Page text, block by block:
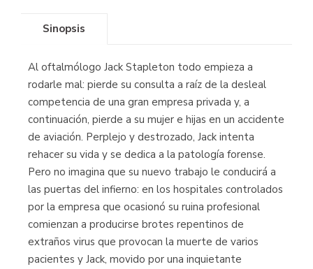
Sinopsis
Al oftalmólogo Jack Stapleton todo empieza a
rodarle mal: pierde su consulta a raíz de la desleal
competencia de una gran empresa privada y, a
continuación, pierde a su mujer e hijas en un accidente
de aviación. Perplejo y destrozado, Jack intenta
rehacer su vida y se dedica a la patología forense.
Pero no imagina que su nuevo trabajo le conducirá a
las puertas del infierno: en los hospitales controlados
por la empresa que ocasionó su ruina profesional
comienzan a producirse brotes repentinos de
extraños virus que provocan la muerte de varios
pacientes y Jack, movido por una inquietante